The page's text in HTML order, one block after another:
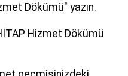
Dökümü" yazın.
Hizmet Dökümü